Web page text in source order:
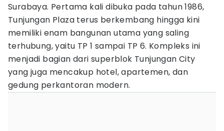
Surabaya. Pertama kali dibuka pada tahun 1986,
Tunjungan Plaza terus berkembang hingga kini
memiliki enam bangunan utama yang saling
terhubung, yaitu TP 1 sampai TP 6. Kompleks ini
menjadi bagian dari superblok Tunjungan City
yang juga mencakup hotel, apartemen, dan
gedung perkantoran modern.